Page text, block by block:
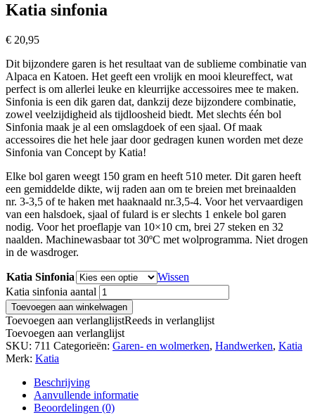
Katia sinfonia
€ 20,95
Dit bijzondere garen is het resultaat van de sublieme combinatie van
Alpaca en Katoen. Het geeft een vrolijk en mooi kleureffect, wat
perfect is om allerlei leuke en kleurrijke accessoires mee te maken.
Sinfonia is een dik garen dat, dankzij deze bijzondere combinatie,
zowel veelzijdigheid als tijdloosheid biedt. Met slechts één bol
Sinfonia maak je al een omslagdoek of een sjaal. Of maak
accessoires die het hele jaar door gedragen kunen worden met deze
Sinfonia van Concept by Katia!
Elke bol garen weegt 150 gram en heeft 510 meter. Dit garen heeft
een gemiddelde dikte, wij raden aan om te breien met breinaalden
nr. 3-3,5 of te haken met haaknaald nr.3,5-4. Voor het vervaardigen
van een halsdoek, sjaal of fulard is er slechts 1 enkele bol garen
nodig. Voor het proeflapje van 10×10 cm, brei 27 steken en 32
naalden. Machinewasbaar tot 30ºC met wolprogramma. Niet drogen
in de wasdroger.
Katia Sinfonia
Wissen
Katia sinfonia aantal
Toevoegen aan winkelwagen
Toevoegen aan verlanglijstReeds in verlanglijst
Toevoegen aan verlanglijst
SKU: 711 Categorieën: Garen- en wolmerken, Handwerken, Katia
Merk: Katia
Beschrijving
Aanvullende informatie
Beoordelingen (0)